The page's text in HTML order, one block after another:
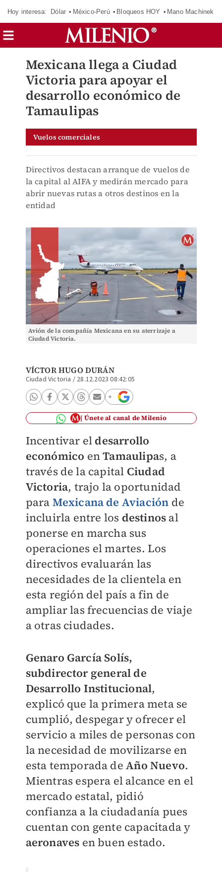
Hoy interesa: Dólar México-Perú Bloqueos HOY Mano Machinek
Mexicana llega a Ciudad
Victoria para apoyar el
desarrollo económico de
Tamaulipas
Vuelos comerciales
Directivos destacan arranque de vuelos de
la capital al AIFA y medirán mercado para
abrir nuevas rutas a otros destinos en la
entidad
Avión de la compañía Mexicana en su aterrizaje a
Ciudad Victoria.
VÍCTOR HUGO DURÁN
Ciudad Victoria / 28.12.2023 08:42:05
Únete al canal de Milenio
Incentivar el desarrollo
económico enTamaulipas, a
través de la capital Ciudad
Victoria, trajo la oportunidad
para Mexicana de Aviación de
incluirla entre los destinos al
ponerse en marcha sus
operaciones el martes. Los
directivos evaluarán las
necesidades de la clientela en
esta región del país a fin de
ampliar las frecuencias de viaje
a otras ciudades.
Genaro García Solís,
subdirector general de
Desarrollo Institucional,
explicó que la primera meta se
cumplió, despegar y ofrecer el
servicio a miles de personas con
la necesidad de movilizarse en
esta temporada deAño Nuevo.
Mientras espera el alcance en el
mercado estatal, pidió
confianza a la ciudadanía pues
cuentan con gente capacitada y
aeronaves en buen estado.